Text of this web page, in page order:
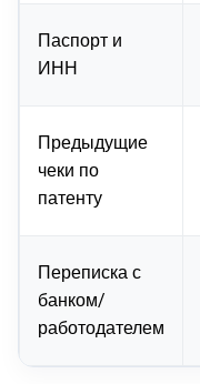
Паспорт и
ИНН
Предыдущие
чеки по
патенту
Переписка с
банком/
работодателем